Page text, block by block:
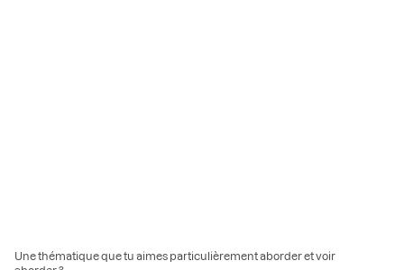
Une thématique que tu aimes particulièrement aborder et voir